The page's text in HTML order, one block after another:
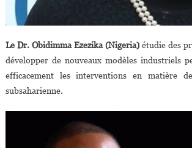
Le Dr. Obidimma Ezezika (Nigeria) étudie des
développer de nouveaux modèles industriels
efficacement les interventions en matière
subsaharienne.